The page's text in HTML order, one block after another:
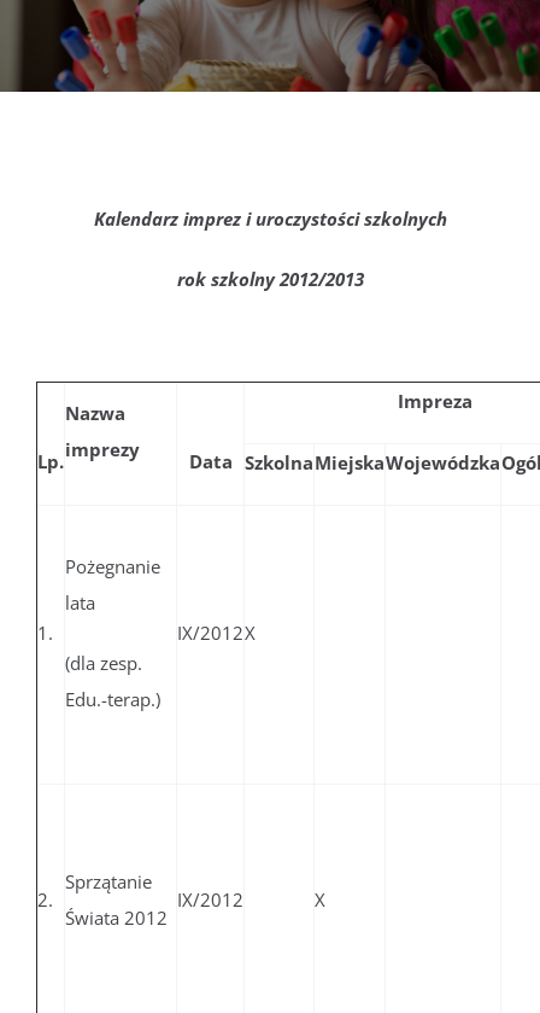
DOKUMENTY
Kalendarz imprez i uroczystości szkolnych
rok szkolny 2012/2013
Lp.
Nazwa
imprezy
Data
Impreza
SzkolnaMiejskaWojewódzka
1.
Pożegnanie
lata
(dla zesp.
Edu.-terap.)
IX/2012X
2.
Sprzątanie
Świata 2012
IX/2012 X